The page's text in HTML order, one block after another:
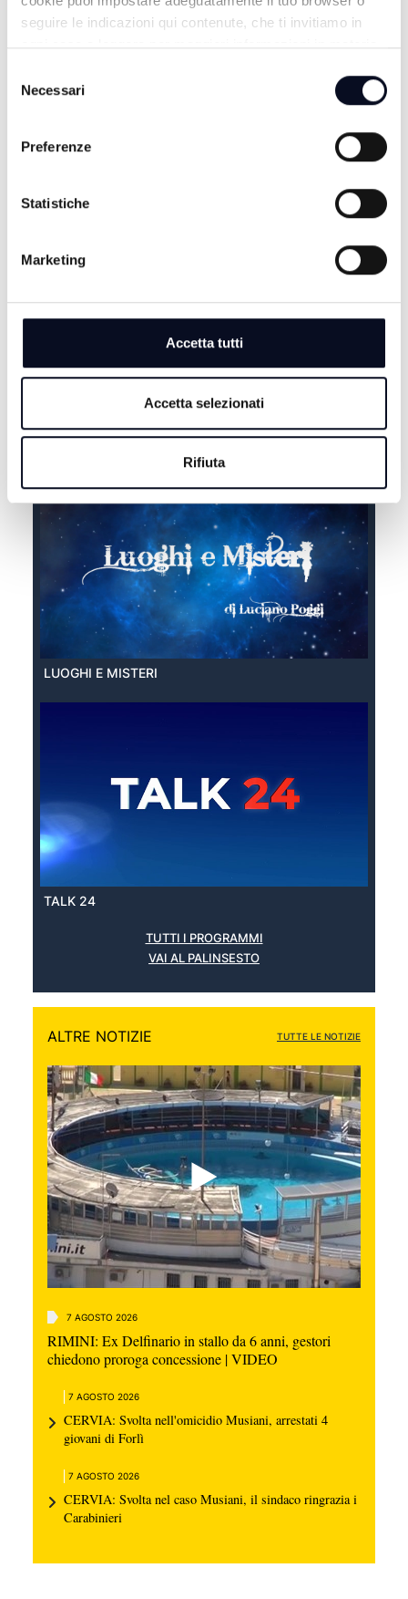
seguire le indicazioni qui contenute, che ti invitiamo in
ogni caso a leggere per maggiori informazioni in materia
delNecessari
Preferenze
Statistiche
Marketing
Accetta tutti
Accetta selezionati
Rifiuta
EXTRA ESTATE
LUOGHI E MISTERI
TALK 24
TUTTI I PROGRAMMI
VAI AL PALINSESTO
ALTRE NOTIZIE TUTTE LE NOTIZIE
7 AGOSTO 2026
RIMINI: Ex Delfinario in stallo da 6 anni, gestori
chiedono proroga concessione | VIDEO
7 AGOSTO 2026
CERVIA: Svolta nell'omicidio Musiani, arrestati 4
giovani di Forlì
7 AGOSTO 2026
CERVIA: Svolta nel caso Musiani, il sindaco ringrazia i
Carabinieri